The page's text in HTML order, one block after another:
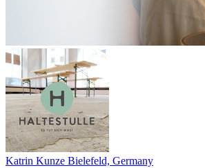
Katrin Kunze Bielefeld, Germany